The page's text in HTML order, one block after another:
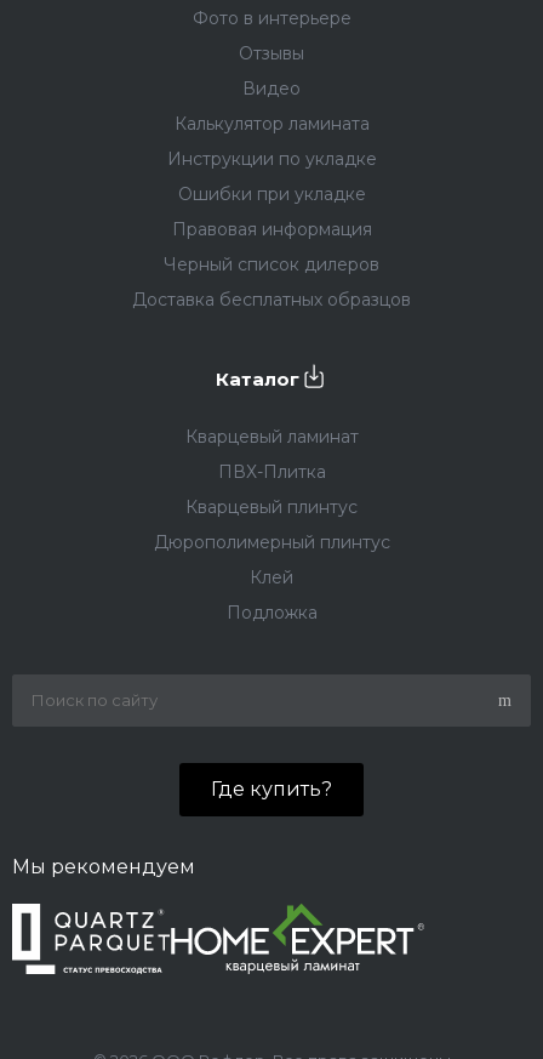
Фото в интерьере
Отзывы
Видео
Калькулятор ламината
Инструкции по укладке
Ошибки при укладке
Правовая информация
Черный список дилеров
Доставка бесплатных образцов
Каталог
Кварцевый ламинат
ПВХ-Плитка
Кварцевый плинтус
Дюрополимерный плинтус
Клей
Подложка
Где купить?
Мы рекомендуем